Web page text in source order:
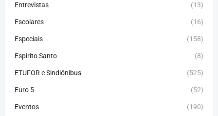
Entrevistas (13)
Escolares (16)
Especiais (158)
Espirito Santo (8)
ETUFOR e Sindiônibus (525)
Euro 5 (52)
Eventos (190)